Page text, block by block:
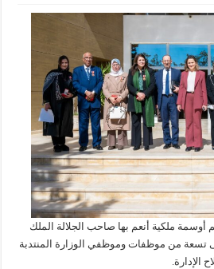
أوسمة ملكية أنعم بها صاحب الجلالة الملك
من موظفات وموظفي الوزارة المنتدبة
الإدارة.